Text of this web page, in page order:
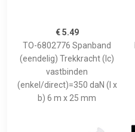
€ 5.49
TO-6802776 Spanband
(eendelig) Trekkracht (lc)
vastbinden
(enkel/direct)=350 daN (l x
b) 6 m x 25 mm